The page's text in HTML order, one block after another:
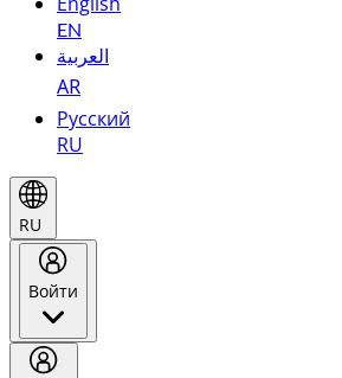
EN
العربية
AR
Русский
RU
RU
Войти